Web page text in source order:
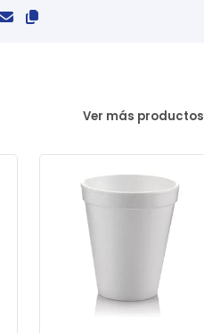
Ver más productos